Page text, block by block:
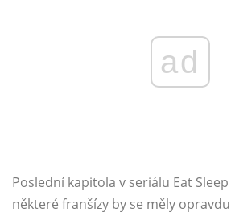
ad
Poslední kapitola v seriálu Eat
některé franšízy by se měly